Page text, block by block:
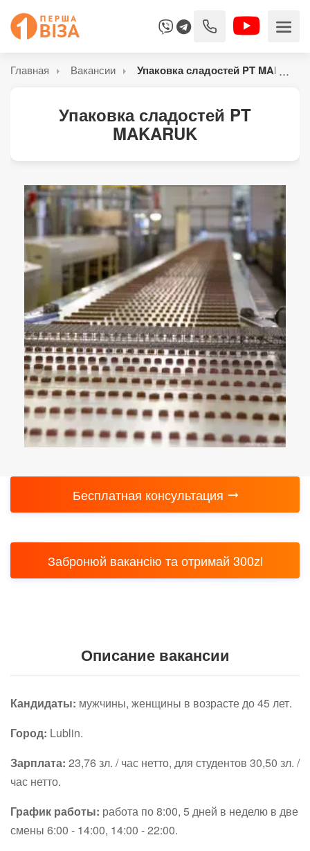
Главная Вакансии Упаковка сладостей PT
Упаковка сладостей PT
MAKARUK
Описание вакансии
Кандидаты: мужчины, женщины в возрасте до 45 лет.
Город: Lublin.
Зарплата: 23,76 зл. / час нетто, для студентов 30,50 зл. /
час нетто.
График работы: работа по 8:00, 5 дней в неделю в две
смены 6:00 - 14:00, 14:00 - 22:00.
Бесплатная консультация
Забронюй вакансію та отримай 300zl